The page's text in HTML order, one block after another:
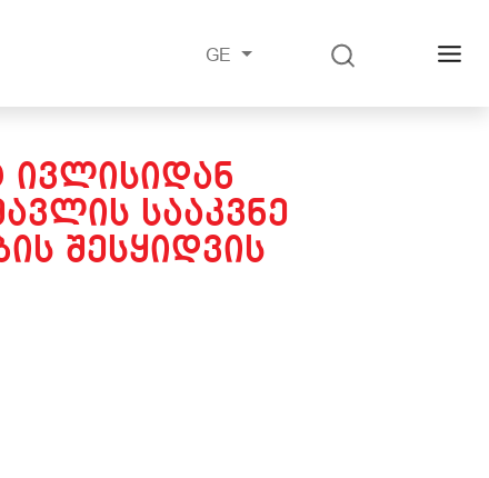
GE
ᲘᲕᲚᲘᲡᲘᲓᲐᲜ
ᲡᲐᲐᲙᲕᲜᲔ
ᲨᲔᲡᲧᲘᲓᲕᲘᲡ